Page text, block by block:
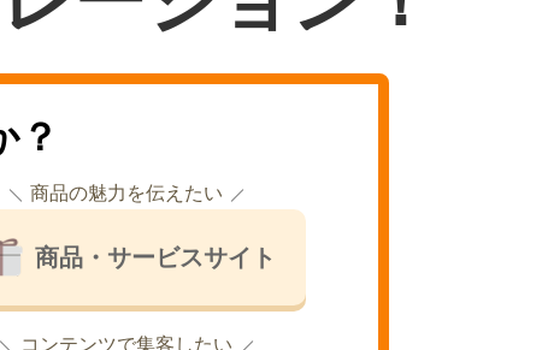
？
商品の魅力を伝えたい
商品・サービスサイト
コンテンツで集客したい